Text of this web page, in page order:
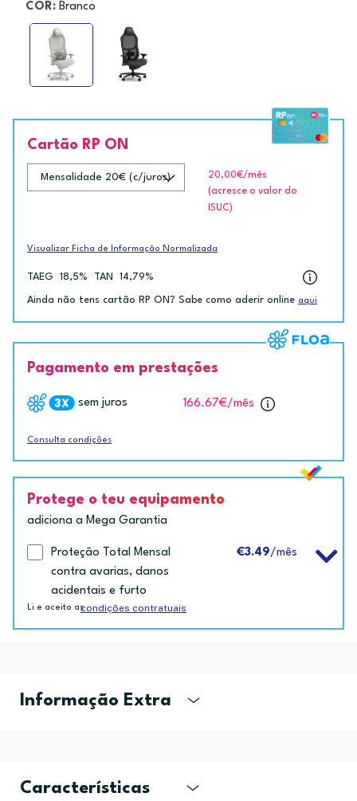
COR: Branco
Cartão RP ON
20,00€/mês
(acresce o valor do
ISUC)
Visualizar Ficha de Informação Normalizada
TAEG 18,5% TAN 14,79%
Ainda não tens cartão RP ON? Sabe como aderir online aqui
Pagamento em prestações
sem juros 166.67€/mês
Consulta condições
Protege o teu equipamento
adiciona a Mega Garantia
Proteção Total Mensal
contra avarias, danos
acidentais e furto
€3.49/mês
Li e aceito ascondições contratuais
Informação Extra
Características